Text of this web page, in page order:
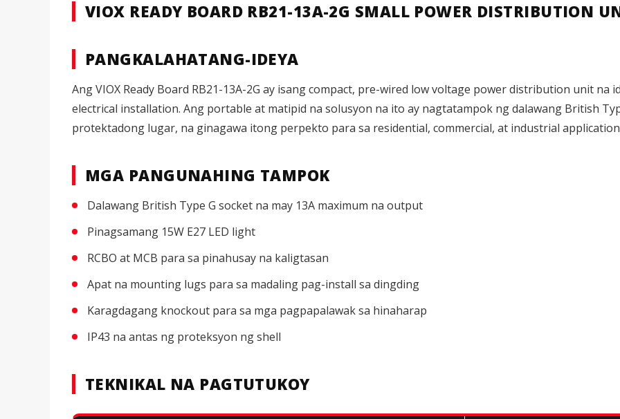
VIOX READY BOARD RB21-13A-2G SMALL POWER DISTRIBUTION
PANGKALAHATANG-IDEYA
Ang VIOX Ready Board RB21-13A-2G ay isang compact, pre-wired low voltage power distribution unit na
electrical installation. Ang portable at matipid na solusyon na ito ay nagtatampok ng dalawang British
protektadong lugar, na ginagawa itong perpekto para sa residential, commercial, at industrial
MGA PANGUNAHING TAMPOK
Dalawang British Type G socket na may 13A maximum na output
Pinagsamang 15W E27 LED light
RCBO at MCB para sa pinahusay na kaligtasan
Apat na mounting lugs para sa madaling pag-install sa dingding
Karagdagang knockout para sa mga pagpapalawak sa hinaharap
IP43 na antas ng proteksyon ng shell
TEKNIKAL NA PAGTUTUKOY